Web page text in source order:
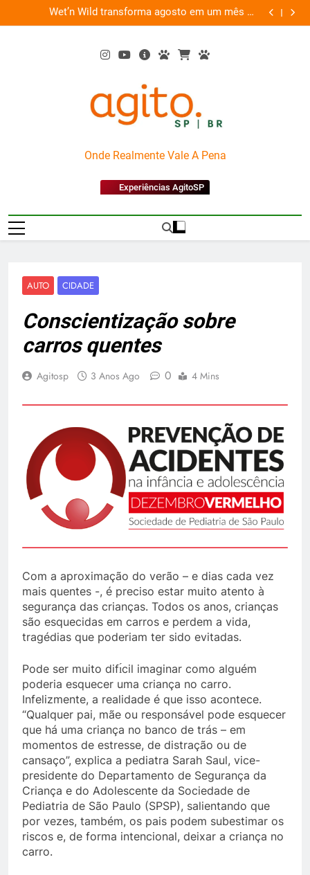
to
Wet’n Wild transforma agosto em um mês de
diversão e conexão
“Led
AgitoSP
Onde Realmente Vale A Pena
Experiências AgitoSP
AUTO CIDADE
Conscientização sobre
carros quentes
Agitosp 3 Anos Ago 0 4 Mins
Com a aproximação do verão – e dias cada vez
mais quentes -, é preciso estar muito atento à
segurança das crianças. Todos os anos, crianças
são esquecidas em carros e perdem a vida,
tragédias que poderiam ter sido evitadas.
Pode ser muito difı́cil imaginar como alguém
poderia esquecer uma criança no carro.
Infelizmente, a realidade é que isso acontece.
“Qualquer pai, mãe ou responsável pode esquecer
que há uma criança no banco de trás – em
momentos de estresse, de distração ou de
cansaço”, explica a pediatra Sarah Saul, vice-
presidente do Departamento de Segurança da
Criança e do Adolescente da Sociedade de
Pediatria de São Paulo (SPSP), salientando que
por vezes, também, os pais podem subestimar os
riscos e, de forma intencional, deixar a criança no
carro.